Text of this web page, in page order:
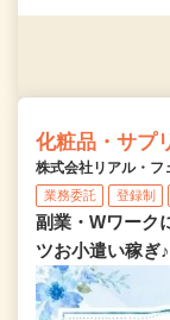
化粧品・サプ
株式会社リアル・フ
業務委託 登録制
副業・Wワーク
ツお小遣い稼ぎ♪